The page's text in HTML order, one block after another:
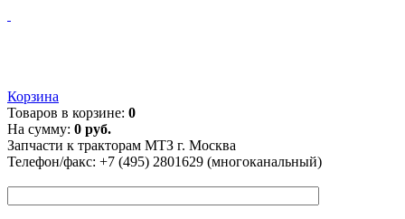
Корзина
Товаров в корзине: 0
На сумму: 0 руб.
Запчасти к тракторам МТЗ г. Москва
Телефон/факс: +7 (495) 2801629 (многоканальный)